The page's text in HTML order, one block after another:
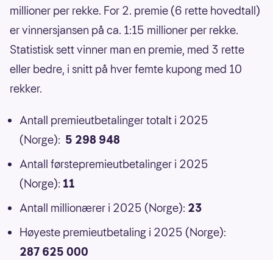
millioner per rekke. For 2. premie (6 rette hovedtall)
er vinnersjansen på ca. 1:15 millioner per rekke.
Statistisk sett vinner man en premie, med 3 rette
eller bedre, i snitt på hver femte kupong med 10
rekker.
Antall premieutbetalinger totalt i 2025
(Norge): 5 298 948
Antall førstepremieutbetalinger i 2025
(Norge): 11
Antall millionærer i 2025 (Norge): 23
Høyeste premieutbetaling i 2025 (Norge):
287 625 000